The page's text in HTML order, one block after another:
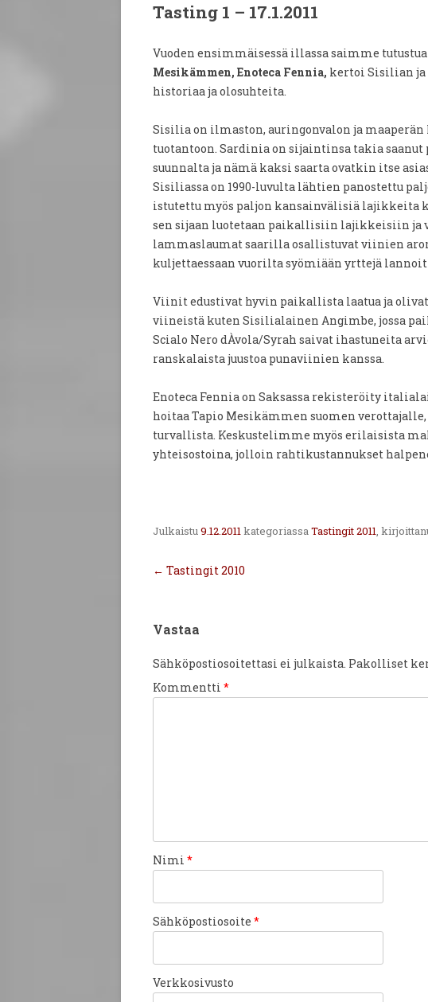
Tasting 1 – 17.1.2011
Vuoden ensimmäisessä illassa saimme
Mesikämmen, Enoteca Fennia, kertoi Sisilian
historiaa ja olosuhteita.
Sisilia on ilmaston, auringonvalon ja
tuotantoon. Sardinia on sijaintinsa takia
suunnalta ja nämä kaksi saarta ovatkin itse
Sisiliassa on 1990-luvulta lähtien panostettu
istutettu myös paljon kansainvälisiä lajikkeita
sen sijaan luotetaan paikallisiin lajikkeisiin ja
lammaslaumat saarilla osallistuvat viinien
kuljettaessaan vuorilta syömiään yrttejä
Viinit edustivat hyvin paikallista laatua ja
viineistä kuten Sisilialainen Angimbe, jossa
Scialo Nero dÀvola/Syrah saivat ihastuneita
ranskalaista juustoa punaviinien kanssa.
Enoteca Fennia on Saksassa rekisteröity
hoitaa Tapio Mesikämmen suomen
turvallista. Keskustelimme myös erilaisista
yhteisostoina, jolloin rahtikustannukset
Julkaistu9.12.2011kategoriassaTastingit 2011,
Artikkelien
← Tastingit 2010
Vastaa
Sähköpostiosoitettasi ei julkaista. Pakolliset
Kommentti *
Nimi *
Sähköpostiosoite *
Verkkosivusto